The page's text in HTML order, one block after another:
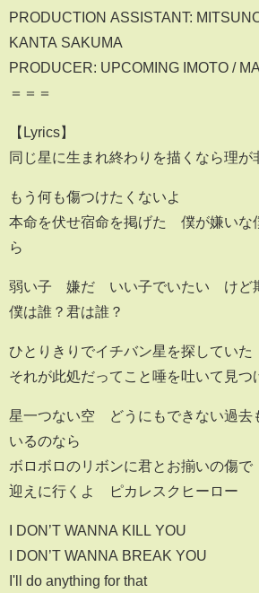
PRODUCTION ASSISTANT:
KANTA SAKUMA
PRODUCER: UPCOMING IMOTO /
＝＝＝
【Lyrics】
同じ星に生まれ終わりを描くなら理が
もう何も傷つけたくないよ
本命を伏せ宿命を掲げた 僕が嫌いな
ら
弱い子 嫌だ いい子でいたい け
僕は誰？君は誰？
ひとりきりでイチバン星を探していた
それが此処だってこと唾を吐いて見つ
星一つない空 どうにもできない過
いるのなら
ボロボロのリボンに君とお揃いの傷で
迎えに行くよ ピカレスクヒーロー
I DON’T WANNA KILL YOU
I DON’T WANNA BREAK YOU
I'll do anything for that